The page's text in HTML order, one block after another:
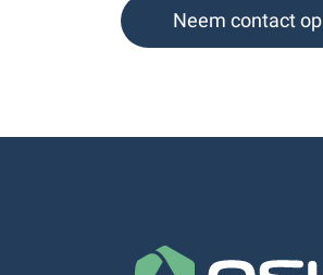
Neem contact op